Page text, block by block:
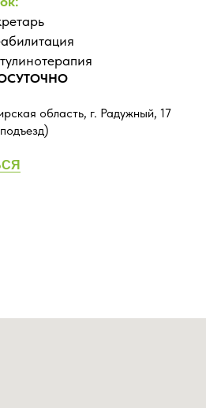
область, г. Радужный, 17